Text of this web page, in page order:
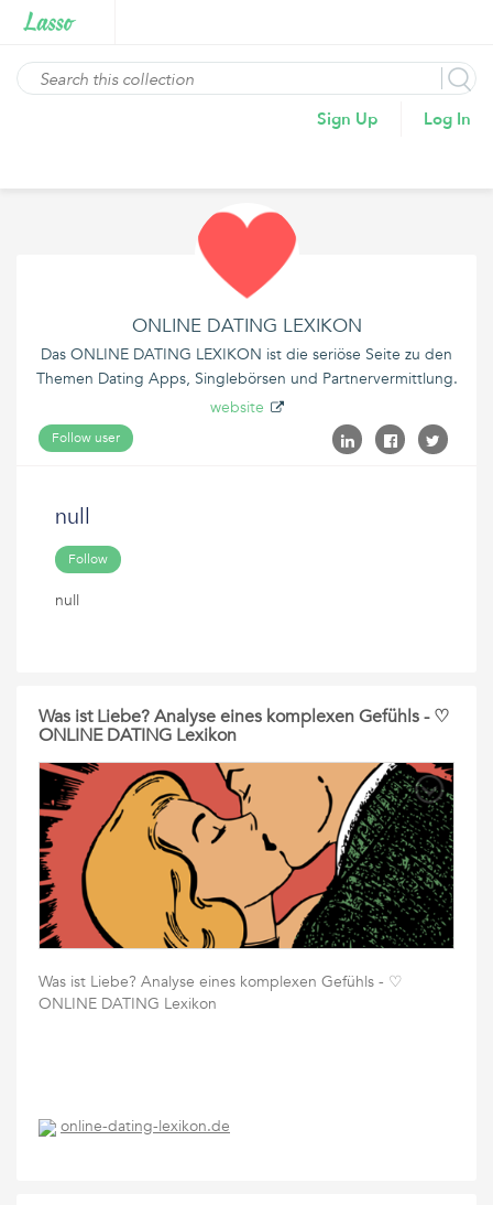
Sign Up Log In
ONLINE DATING LEXIKON
Das ONLINE DATING LEXIKON ist die seriöse Seite zu den
Themen Dating Apps, Singlebörsen und Partnervermittlung.
website
Follow user
null
Follow
null
Was ist Liebe? Analyse eines komplexen Gefühls - ♡
ONLINE DATING Lexikon
Was ist Liebe? Analyse eines komplexen Gefühls - ♡
ONLINE DATING Lexikon
online-dating-lexikon.de